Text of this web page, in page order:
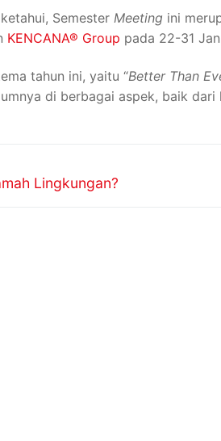
Semester Meeting ini
KENCANA® Group pada 22-31
tahun ini, yaitu “Better Than
di berbagai aspek, baik
Lingkungan?